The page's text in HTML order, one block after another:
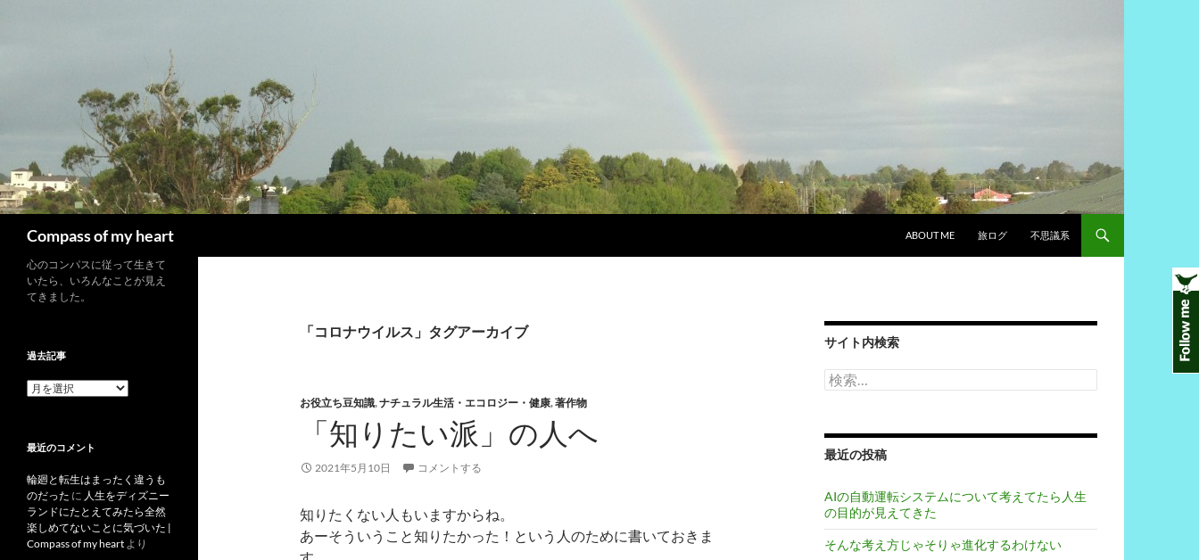
ッ
プ
Compass of my heart ABOUT ME 旅ログ 不思議系
「コロナウイルス」タグアーカイブ
お役立ち豆知識,ナチュラル生活・エコロジー・健康,著作物
「知りたい派」の人へ
2021年5月10日 コメントする
知りたくない人もいますからね。
あーそういうこと知りたかった！という人のために書いておきま
サイト内検索
検
索:
最近の投稿
AIの自動運転システムについて考えてたら人生
の目的が見えてきた
そんな考え方じゃそりゃ進化するわけない
心のコンパスに従って生きて
いたら、いろんなことが見え
てきました。
過去記事
過
最近のコメント
輪廻と転生はまったく違うも
のだった に 人生をディズニー
ランドにたとえてみたら全然
楽しめてないことに気づいた |
Compass of my heart より